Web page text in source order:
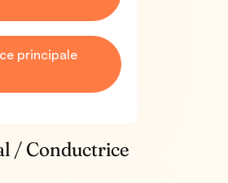
principale
/ Conductrice